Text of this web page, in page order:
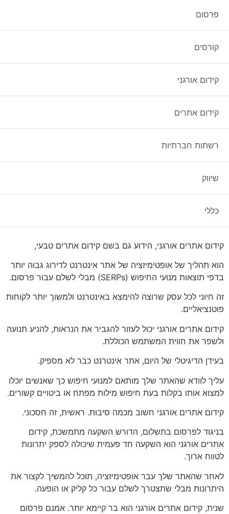
פרסום
קורסים
קידום אורגני
קידום אתרים
רשתות חברתיות
שיווק
כללי
עוד באתר:
יצירת תוכן – כתיבה שיווקית לפרסום פוסטים בפייסבוק
קידום אורגני
קידום אתרים אורגני, הידוע גם בשם קידום אתרים טבעי,
הוא תהליך של אופטימיזציה של אתר אינטרנט לדירוג גבוה יותר
בדפי תוצאות מנועי החיפוש (SERPs) מבלי לשלם עבור פרסום.
זה חיוני לכל עסק שרוצה להימצא באינטרנט ולמשוך יותר לקוחות
פוטנציאליים.
קידום אתרים אורגני יכול לעזור להגביר את הנראות, להניע תנועה
ולשפר את חווית המשתמש הכוללת.
בעידן הדיגיטלי של היום, אתר אינטרנט כבר לא מספיק.
עליך לוודא שהאתר שלך מותאם למנועי חיפוש כך שאנשים יוכלו
למצוא אותו בקלות בעת חיפוש מילות מפתח או ביטויים קשורים.
קידום אתרים אורגני חשוב מכמה סיבות. ראשית, זה חסכוני.
בניגוד לפרסום בתשלום, הדורש השקעה מתמשכת, קידום
אתרים אורגני הוא השקעה חד פעמית שיכולה לספק יתרונות
לטווח ארוך.
לאחר שהאתר שלך עבר אופטימיזציה, תוכל להמשיך לקצור את
היתרונות מבלי שתצטרך לשלם עבור כל קליק או הופעה.
שנית, קידום אתרים אורגני הוא בר קיימא יותר. אמנם פרסום